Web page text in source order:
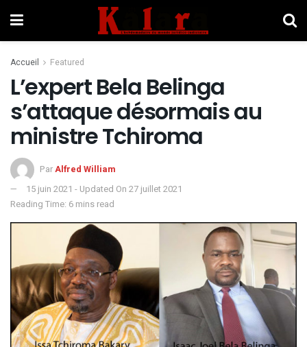
Accueil Featured
L’expert Bela Belinga
s’attaque désormais au
ministre Tchiroma
ParAlfred William
15 juin 2021 - Updated On 27 juillet 2021
Reading Time: 6 mins read